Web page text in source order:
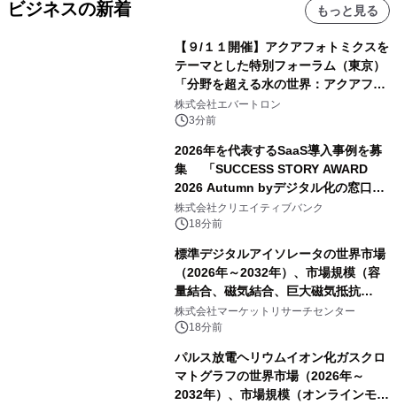
ビジネスの新着 もっと見る
【９/１１開催】アクアフォトミクスを
テーマとした特別フォーラム（東京）
「分野を超える水の世界：アクアフォ
トミクスが切り拓く新しい科学の地
平」を開催
株式会社エバートロン
3分前
2026年を代表するSaaS導入事例を募
集 「SUCCESS STORY AWARD
2026 Autumn byデジタル化の窓口」
開催
株式会社クリエイティブバンク
18分前
標準デジタルアイソレータの世界市場
（2026年～2032年）、市場規模（容
量結合、磁気結合、巨大磁気抵抗
（GMR））・分析レポートを発表
株式会社マーケットリサーチセンター
18分前
パルス放電ヘリウムイオン化ガスクロ
マトグラフの世界市場（2026年～
2032年）、市場規模（オンラインモニ